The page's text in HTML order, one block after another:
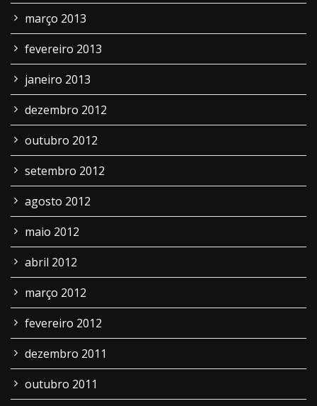
março 2013
fevereiro 2013
janeiro 2013
dezembro 2012
outubro 2012
setembro 2012
agosto 2012
maio 2012
abril 2012
março 2012
fevereiro 2012
dezembro 2011
outubro 2011